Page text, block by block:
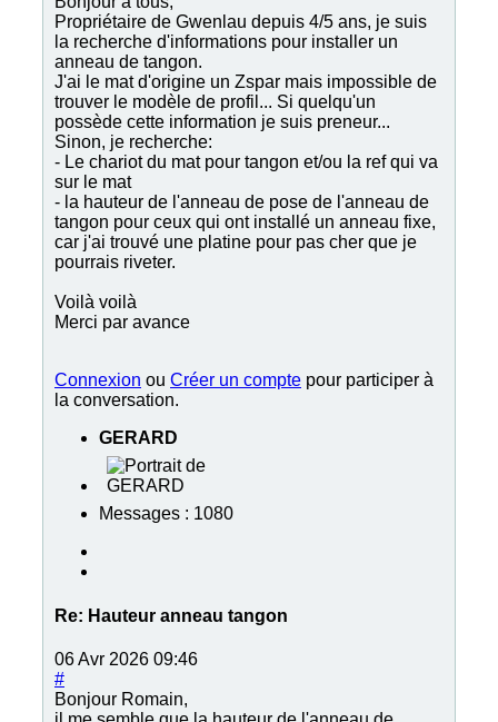
Propriétaire de Gwenlau depuis 4/5 ans, je suis
la recherche d'informations pour installer un
anneau de tangon.
J'ai le mat d'origine un Zspar mais impossible de
trouver le modèle de profil... Si quelqu'un
possède cette information je suis preneur...
Sinon, je recherche:
- Le chariot du mat pour tangon et/ou la ref qui va
sur le mat
- la hauteur de l'anneau de pose de l'anneau de
tangon pour ceux qui ont installé un anneau fixe,
car j'ai trouvé une platine pour pas cher que je
pourrais riveter.
Voilà voilà
Merci par avance
Connexion ou Créer un compte pour participer à
la conversation.
GERARD
Messages : 1080
Re: Hauteur anneau tangon
06 Avr 2026 09:46
#
Bonjour Romain,